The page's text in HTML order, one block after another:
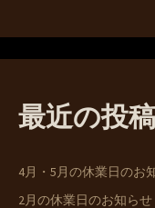
最近の投稿
4月・5月の休業日のお
2月の休業日のお知らせ